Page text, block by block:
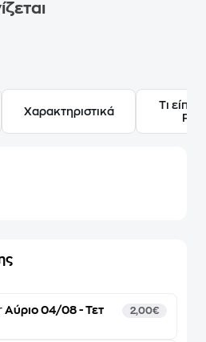
Χαρακτηριστικά
Τι
Αύριο 04/08 - Τετ
2,00€